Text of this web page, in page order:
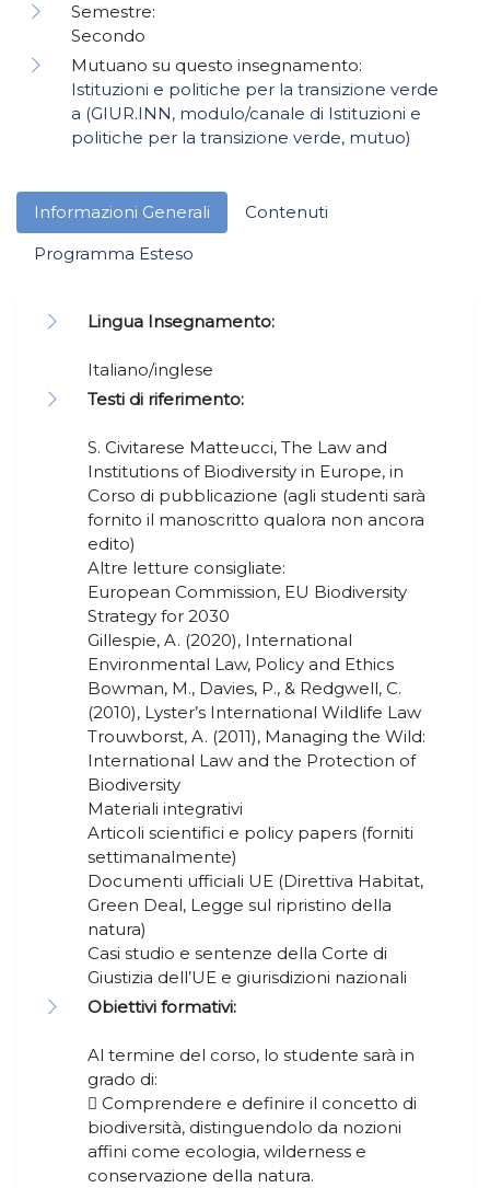
Informazioni Generali
Contenuti
Programma Esteso
Lingua Insegnamento:
Italiano/inglese
Testi di riferimento:
S. Civitarese Matteucci, The Law and
Institutions of Biodiversity in Europe, in
Corso di pubblicazione (agli studenti sarà
fornito il manoscritto qualora non ancora
edito)
Altre letture consigliate:
European Commission, EU Biodiversity
Strategy for 2030
Gillespie, A. (2020), International
Environmental Law, Policy and Ethics
Bowman, M., Davies, P., & Redgwell, C.
(2010), Lyster’s International Wildlife Law
Trouwborst, A. (2011), Managing the Wild:
International Law and the Protection of
Biodiversity
Materiali integrativi
Articoli scientifici e policy papers (forniti
settimanalmente)
Documenti ufficiali UE (Direttiva Habitat,
Green Deal, Legge sul ripristino della
natura)
Casi studio e sentenze della Corte di
Giustizia dell’UE e giurisdizioni nazionali
Obiettivi formativi:
Al termine del corso, lo studente sarà in
grado di:
 Comprendere e definire il concetto di
biodiversità, distinguendolo da nozioni
affini come ecologia, wilderness e
conservazione della natura.
Semestre:
Secondo
Mutuano su questo insegnamento:
Istituzioni e politiche per la transizione verde
a (GIUR.INN, modulo/canale di Istituzioni e
politiche per la transizione verde, mutuo)